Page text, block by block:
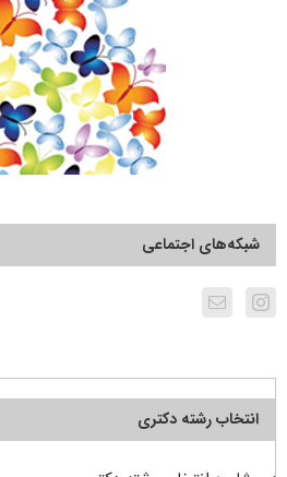
شبکه‌های اجتماعی
انتخاب رشته دکتری